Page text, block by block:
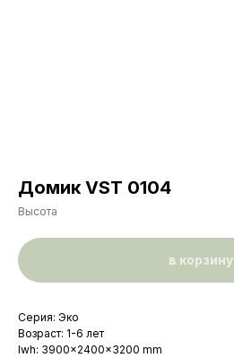
Домик VST 0104
Высота
в корзину
Серия: Эко
Возраст: 1-6 лет
lwh: 3900x2400x3200 mm